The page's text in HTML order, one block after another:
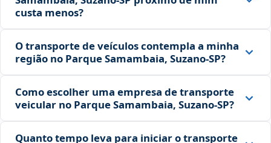
custa menos?
O transporte de veículos contempla a minha
região no Parque Samambaia, Suzano‑SP?
Como escolher uma empresa de transporte
veicular no Parque Samambaia, Suzano‑SP?
Quanto tempo leva para iniciar o transporte